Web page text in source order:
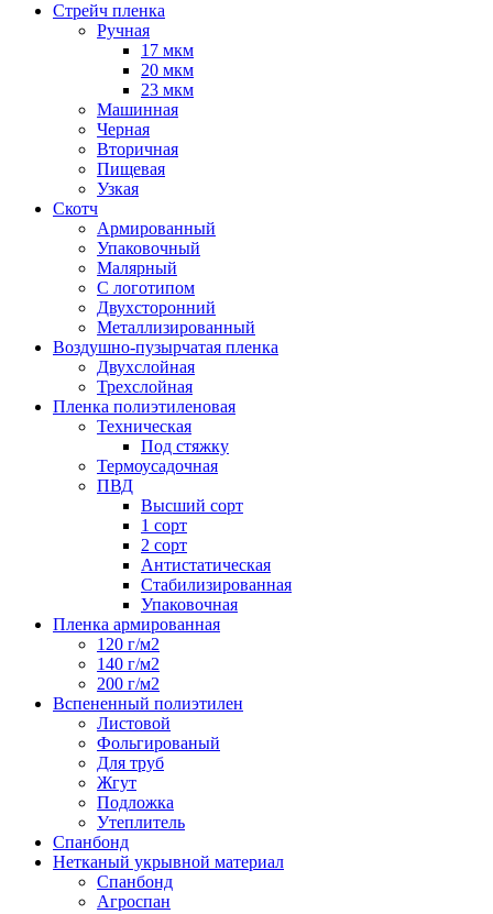
Стрейч пленка
Ручная
17 мкм
20 мкм
23 мкм
Машинная
Черная
Вторичная
Пищевая
Узкая
Скотч
Армированный
Упаковочный
Малярный
С логотипом
Двухсторонний
Металлизированный
Воздушно-пузырчатая пленка
Двухслойная
Трехслойная
Пленка полиэтиленовая
Техническая
Под стяжку
Термоусадочная
ПВД
Высший сорт
1 сорт
2 сорт
Антистатическая
Стабилизированная
Упаковочная
Пленка армированная
120 г/м2
140 г/м2
200 г/м2
Вспененный полиэтилен
Листовой
Фольгированый
Для труб
Жгут
Подложка
Утеплитель
Спанбонд
Нетканый укрывной материал
Спанбонд
Агроспан